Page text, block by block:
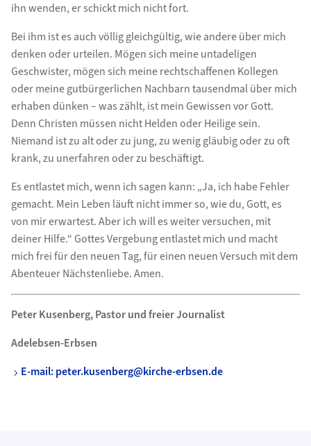
ihn wenden, er schickt mich nicht fort.
Bei ihm ist es auch völlig gleichgültig, wie andere über mich
denken oder urteilen. Mögen sich meine untadeligen
Geschwister, mögen sich meine rechtschaffenen Kollegen
oder meine gutbürgerlichen Nachbarn tausendmal über mich
erhaben dünken – was zählt, ist mein Gewissen vor Gott.
Denn Christen müssen nicht Helden oder Heilige sein.
Niemand ist zu alt oder zu jung, zu wenig gläubig oder zu oft
krank, zu unerfahren oder zu beschäftigt.
Es entlastet mich, wenn ich sagen kann: „Ja, ich habe Fehler
gemacht. Mein Leben läuft nicht immer so, wie du, Gott, es
von mir erwartest. Aber ich will es weiter versuchen, mit
deiner Hilfe.“ Gottes Vergebung entlastet mich und macht
mich frei für den neuen Tag, für einen neuen Versuch mit dem
Abenteuer Nächstenliebe. Amen.
Peter Kusenberg, Pastor und freier Journalist
Adelebsen-Erbsen
E-mail: peter.kusenberg@kirche-erbsen.de